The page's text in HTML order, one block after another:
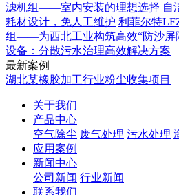
滤机组——室内安装的理想选择 自
耗材设计，免人工维护 利菲尔特
组——为西北工业构筑高效“防沙屏
设备：分散污水治理高效解决方案
最新案例
湖北某橡胶加工行业粉尘收集项目
关于我们
产品中心
空气除尘 废气处理 污水处理
应用案例
新闻中心
公司新闻 行业新闻
联系我们